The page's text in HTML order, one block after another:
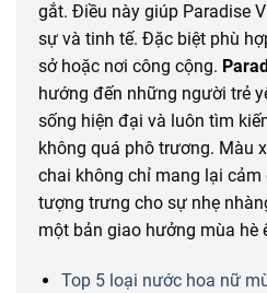
gắt. Điều này giúp Paradise
sự và tinh tế. Đặc biệt phù
sở hoặc nơi công cộng.
hướng đến những người trẻ
sống hiện đại và luôn tìm
không quá phô trương. Màu
chai không chỉ mang lại
tượng trưng cho sự nhẹ
một bản giao hưởng mùa hè
Top 5 loại nước hoa nữ